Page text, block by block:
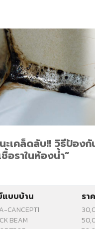
ะเคล็ดลับ!! วิธีป้อง
ชื้อราในห้องน้ำ”
แบบบ้าน
CANCEPT1
BEAM
รา